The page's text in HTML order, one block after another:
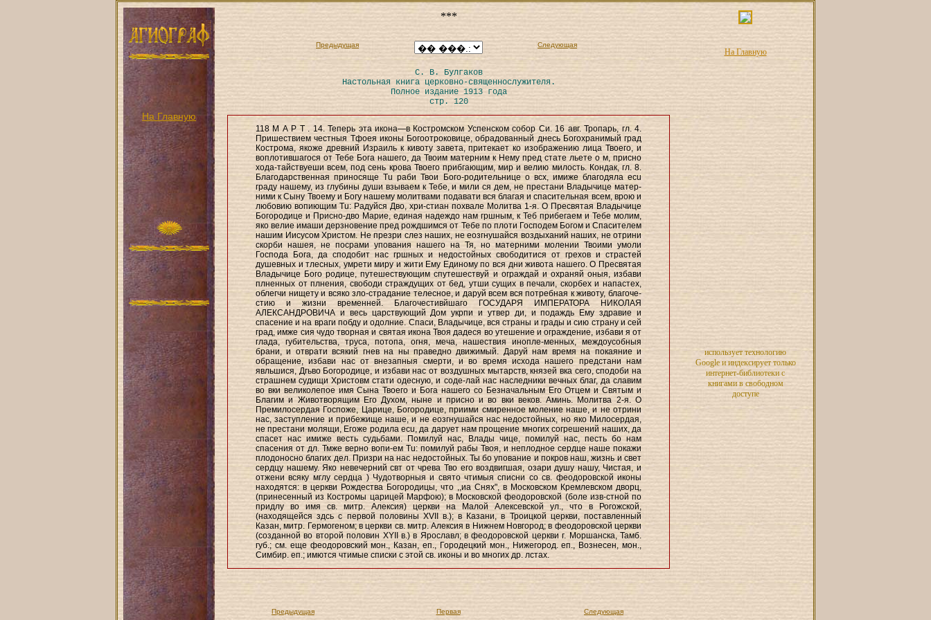
На Главную
***
Предыдущая Следующая
С. В. Булгаков
Настольная книга церковно-священнослужителя.
Полное издание 1913 года
стр. 120
118 M А Р Т . 14. Теперь эта икона—в Костромском Успенском собор Си. 16 авг. Тропарь, гл. 4.
Пришествием честныя Тфоея иконы Богоотроковице, обрадованный днесь Богохранимый град
Кострома, якоже древний Израиль к кивоту завета, притекает ко изображению лица Твоего, и
воплотившагося от Тебе Бога нашего, да Твоим матерним к Нему пред стате льете о м, присно
хода-тайствуеши всем, под сень крова Твоего прибгающим, мир и велию милость. Кондак, гл. 8.
Благодарственная приносяще Tu раби Твои Бого-родительнице о всх, имиже благодяла ecu
граду нашему, из глубины души взываем к Тебе, и мили ся дем, не престани Владычице матер-
ними к Сыну Твоему и Богу нашему молитвами подавати вся благая и спасительная всем, врою и
любовию вопиющим Tu: Радуйся Дво, хри-стиан похвале Молитва 1-я. О Пресвятая Владычице
Богородице и Присно-дво Марие, единая надеждо нам гршным, к Теб прибегаем и Тебе молим,
яко велие имаши дерзновение пред рождшимся от Тебе по плоти Господем Богом и Спасителем
нашим Иисусом Христом. Не презри слез наших, не еозгнушайся воздыханий наших, не отрини
скорби нашея, не посрами упования нашего на Тя, но матерними молении Твоими умоли
Господа Бога, да сподобит нас гршных и недостойных свободитися от грехов и страстей
душевных и тлесных, умрети миру и жити Ему Единому по вся дни живота нашего. О Пресвятая
Владычице Бого родице, путешествующим спутешествуй и ограждай и охраняй оныя, избави
плненных от плнения, свободи страждущих от бед, утши сущих в печали, скорбех и напастех,
облегчи нищету и всяко зло-страдание телесное, и даруй всем вся потребная к животу, благоче-
стию и жизни временней. Благочестивйшаго ГОСУДАРЯ ИМПЕРАТОРА НИКОЛАЯ
АЛЕКСАНДРОВИЧА и весь царствующий Дом укрпи и утвер ди, и подаждь Ему здравие и
спасение и на враги побду и одолние. Спаси, Владычице, вся страны и грады и сию страну и сей
град, имже сия чудо творная и святая икона Твоя дадеся во утешение и ограждение, избави я от
глада, губительства, труса, потопа, огня, меча, нашествия инопле-менных, междоусобныя
брани, и отврати всякий гнев на ны праведно движимый. Даруй нам время на покаяние и
обращение, избави нас от внезапныя смерти, и во время исхода нашего предстани нам
явльшися, Дгьво Богородице, и избави нас от воздушных мытарств, князей вка сего, сподоби на
страшнем судищи Христовм стати одесную, и соде-лай нас наследники вечных благ, да славим
во вки великолепое имя Сына Твоего и Бога нашего со Безначальным Его Отцем и Святым и
Благим и Животворящим Его Духом, ныне и присно и во вки веков. Аминь. Молитва 2-я. О
Премилосердая Госпоже, Царице, Богородице, приими смиренное моление наше, и не отрини
нас, заступление и прибежище наше, и не еозгнушайся нас недостойных, но яко Милосердая,
не престани молящи, Егоже родила ecu, да дарует нам прощение многих согрешений наших, да
спасет нас имиже весть судьбами. Помилуй нас, Влады чице, помилуй нас, песть бо нам
спасения от дл. Тмже верно вопи-ем Tu: помилуй рабы Твоя, и неплодное сердце наше покажи
плодоносно благих дел. Призри на нас недостойных. Ты бо упование и покров наш, жизнь и свет
сердцу нашему. Яко невечерний свт от чрева Тво его воздвигшая, озари душу нашу, Чистая, и
отжени всяку мглу сердца ) Чудотворныя и свято чтимыя списни со св. феодоровской иконы
находятся: в церкви Рождества Богородицы, что ,,иа Снях", в Московском Кремлевском дворц,
(принесенный из Костромы царицей Марфою); в Московской феодоровской (боле изв-стной по
придлу во имя св. митр. Алексия) церкви на Малой Алексевской ул., что в Рогожской,
(находящейся здсь с первой половины XVII в.); в Казани, в Троицкой церкви, поставленный
Казан, митр. Гермогеном; в церкви св. митр. Алексия в Нижнем Новгород; в феодоровской церкви
(созданной во второй половин XYII в.) в Ярославл; в феодоровской церкви г. Моршанска, Тамб.
губ.; см. еще феодоровский мон., Казан, еп., Городецкий мон., Нижегород. еп., Вознесен, мон.,
Симбир. еп.; имются чтимые списки с этой св. иконы и во многих др. лстах.
Предыдущая Первая Следующая
На Главную
использует технологию
Google и индексирует только
интернет-библиотеки с
книгами в свободном
доступе